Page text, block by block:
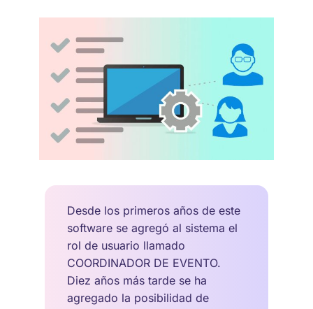
Desde los primeros años de este
software se agregó al sistema el
rol de usuario llamado
COORDINADOR DE EVENTO.
Diez años más tarde se ha
agregado la posibilidad de